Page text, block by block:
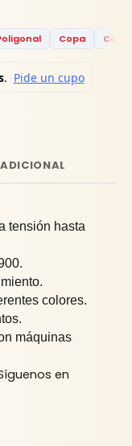
Copa
tensión hasta
colores.
máquinas
en